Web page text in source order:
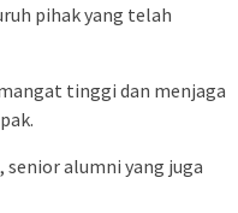
pihak yang telah
tinggi dan menjaga
senior alumni yang juga